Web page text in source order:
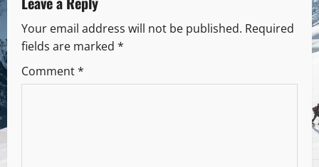
Your email address will not be published. Required
fields are marked *
Comment*